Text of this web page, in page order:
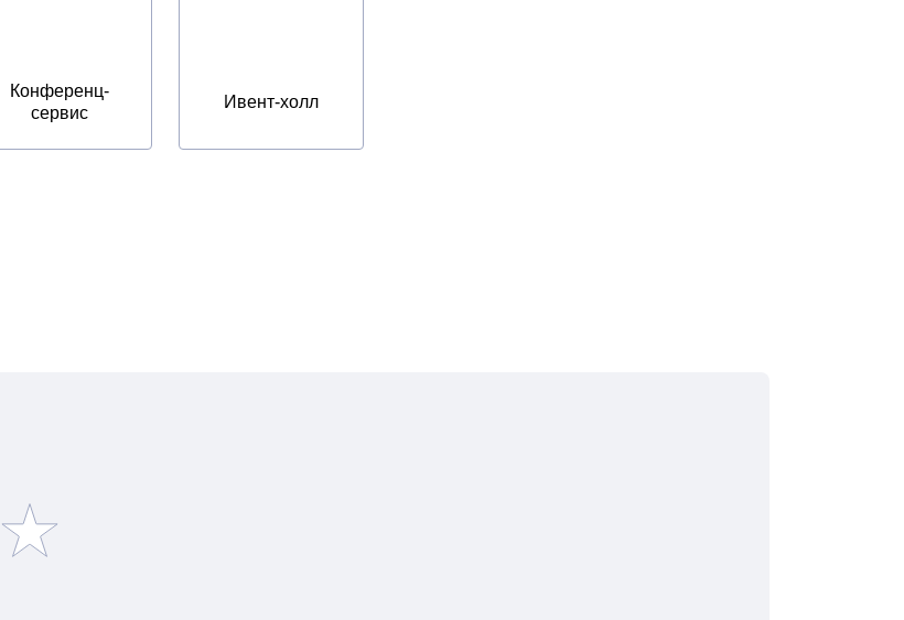
Конференц-
сервис
Ивент-холл